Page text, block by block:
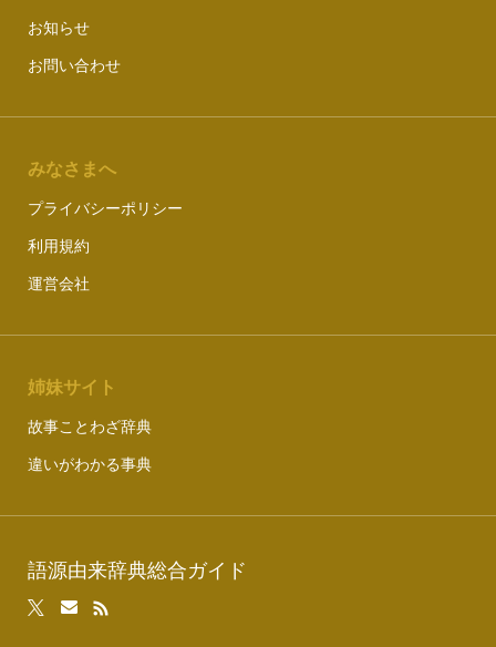
お知らせ
お問い合わせ
みなさまへ
プライバシーポリシー
利用規約
運営会社
姉妹サイト
故事ことわざ辞典
違いがわかる事典
語源由来辞典総合ガイド